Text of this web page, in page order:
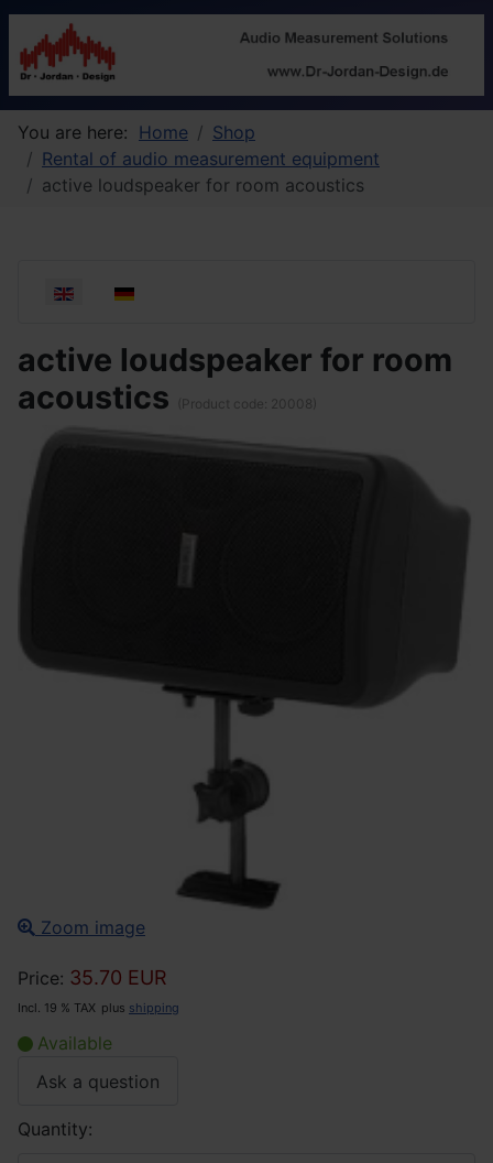
You are here: Home
Shop
Rental of audio measurement equipment
active loudspeaker for room acoustics
Select your language
active loudspeaker for room
acoustics
(Product code: 20008 )
Zoom image
Price: 35.70 EUR
Incl. 19 % TAX plus shipping
Available
Ask a question
Quantity: